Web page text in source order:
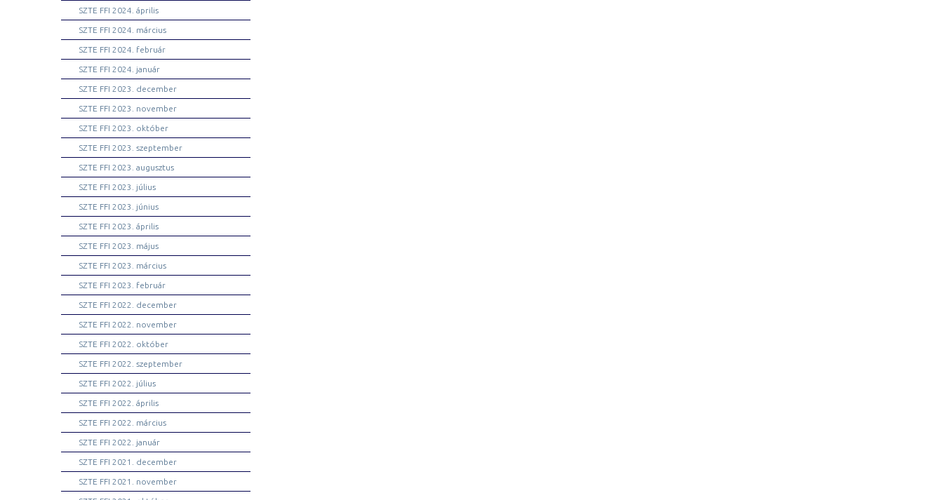
SZTE FFI 2024. április
SZTE FFI 2024. március
SZTE FFI 2024. február
SZTE FFI 2024. január
SZTE FFI 2023. december
SZTE FFI 2023. november
SZTE FFI 2023. október
SZTE FFI 2023. szeptember
SZTE FFI 2023. augusztus
SZTE FFI 2023. július
SZTE FFI 2023. június
SZTE FFI 2023. április
SZTE FFI 2023. május
SZTE FFI 2023. március
SZTE FFI 2023. február
SZTE FFI 2022. december
SZTE FFI 2022. november
SZTE FFI 2022. október
SZTE FFI 2022. szeptember
SZTE FFI 2022. július
SZTE FFI 2022. április
SZTE FFI 2022. március
SZTE FFI 2022. január
SZTE FFI 2021. december
SZTE FFI 2021. november